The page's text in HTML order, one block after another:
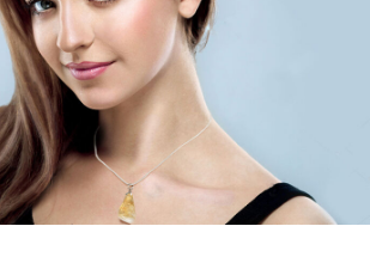
podstiče ljude na bezuslovnu
i drugima. Posebno je
koje su izložene
stresovima. Doprinosi smanjenju
lečenju kožnih bolesti izazvanih
poremećajima. Pospešuje
je namenjen ženama koje
Trebalo bi da ga ima svaki